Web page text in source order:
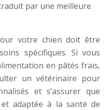
par une meilleure
votre chien doit être
spécifiques. Si vous
en pâtés frais,
un vétérinaire pour
et s’assurer que
adaptée à la santé de